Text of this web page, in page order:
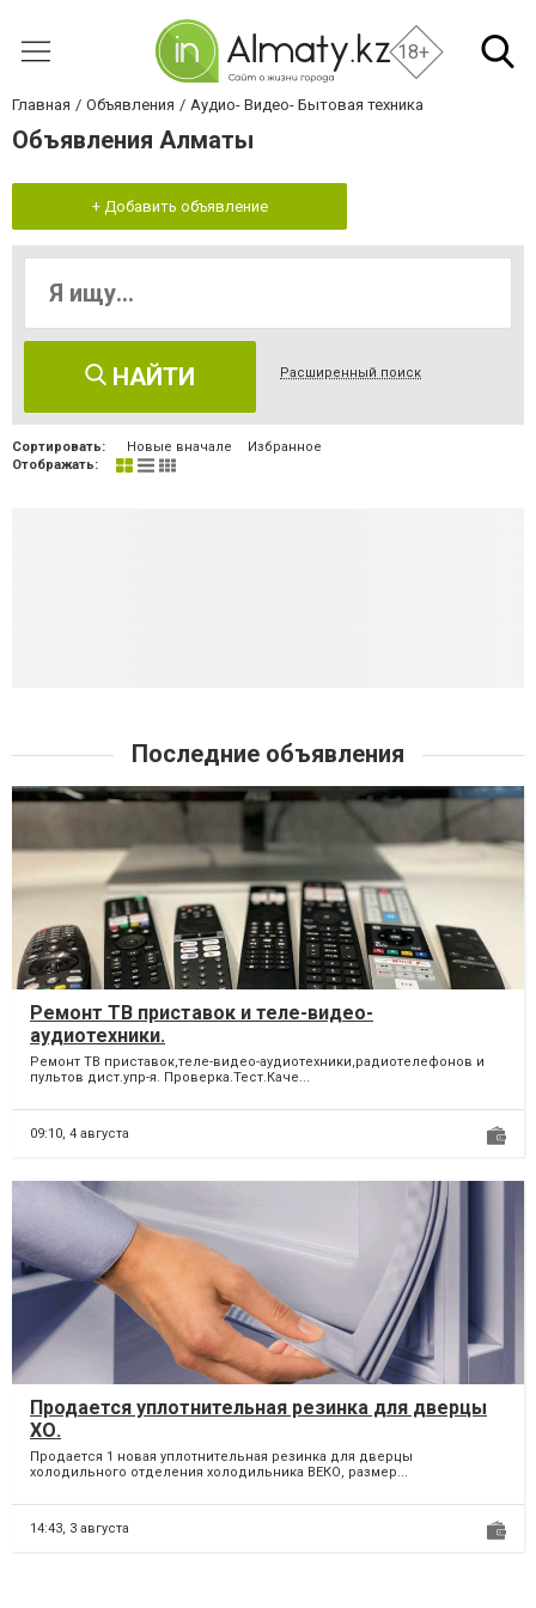
18+
Главная Объявления Аудио- Видео- Бытовая техника
Объявления Алматы
+ Добавить объявление
НАЙТИ Расширенный поиск
Сортировать: Новые вначале
Избранное
Отображать:
Последние объявления
Ремонт ТВ приставок и теле-видео-
аудиотехники.
Ремонт ТВ приставок,теле-видео-аудиотехники,радиотелефонов и
пультов дист.упр-я. Проверка.Тест.Каче...
09:10, 4 августа
Продается уплотнительная резинка для дверцы
ХО.
Продается 1 новая уплотнительная резинка для дверцы
холодильного отделения холодильника ВЕКО, размер...
14:43, 3 августа